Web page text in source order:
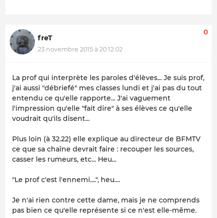
freT
23 novembre 2015 à 20:12:02
0
La prof qui interprète les paroles d'élèves... Je suis prof,
j'ai aussi "débriefé" mes classes lundi et j'ai pas du tout
entendu ce qu'elle rapporte... J'ai vaguement
l'impression qu'elle "fait dire" à ses élèves ce qu'elle
voudrait qu'ils disent...
Plus loin (à 32.22) elle explique au directeur de BFMTV
ce que sa chaîne devrait faire : recouper les sources,
casser les rumeurs, etc... Heu...
"Le prof c'est l'ennemi....", heu....
Je n'ai rien contre cette dame, mais je ne comprends
pas bien ce qu'elle représente si ce n'est elle-même.